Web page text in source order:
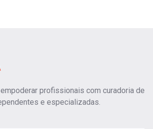
profissionais com curadoria de
e especializadas.